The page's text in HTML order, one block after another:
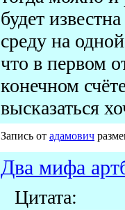
будет
среду на
что в первом
конечном
высказаться
Запись от адамович
Два мифа
Цитата: